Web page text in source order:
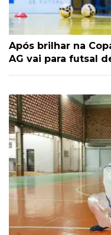
Após brilhar na
AG vai para futsal